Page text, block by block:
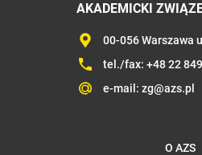
AKADEMICKI
00-056 Warszawa
tel./fax: +48 22
e-mail: zg@azs.pl
O AZS